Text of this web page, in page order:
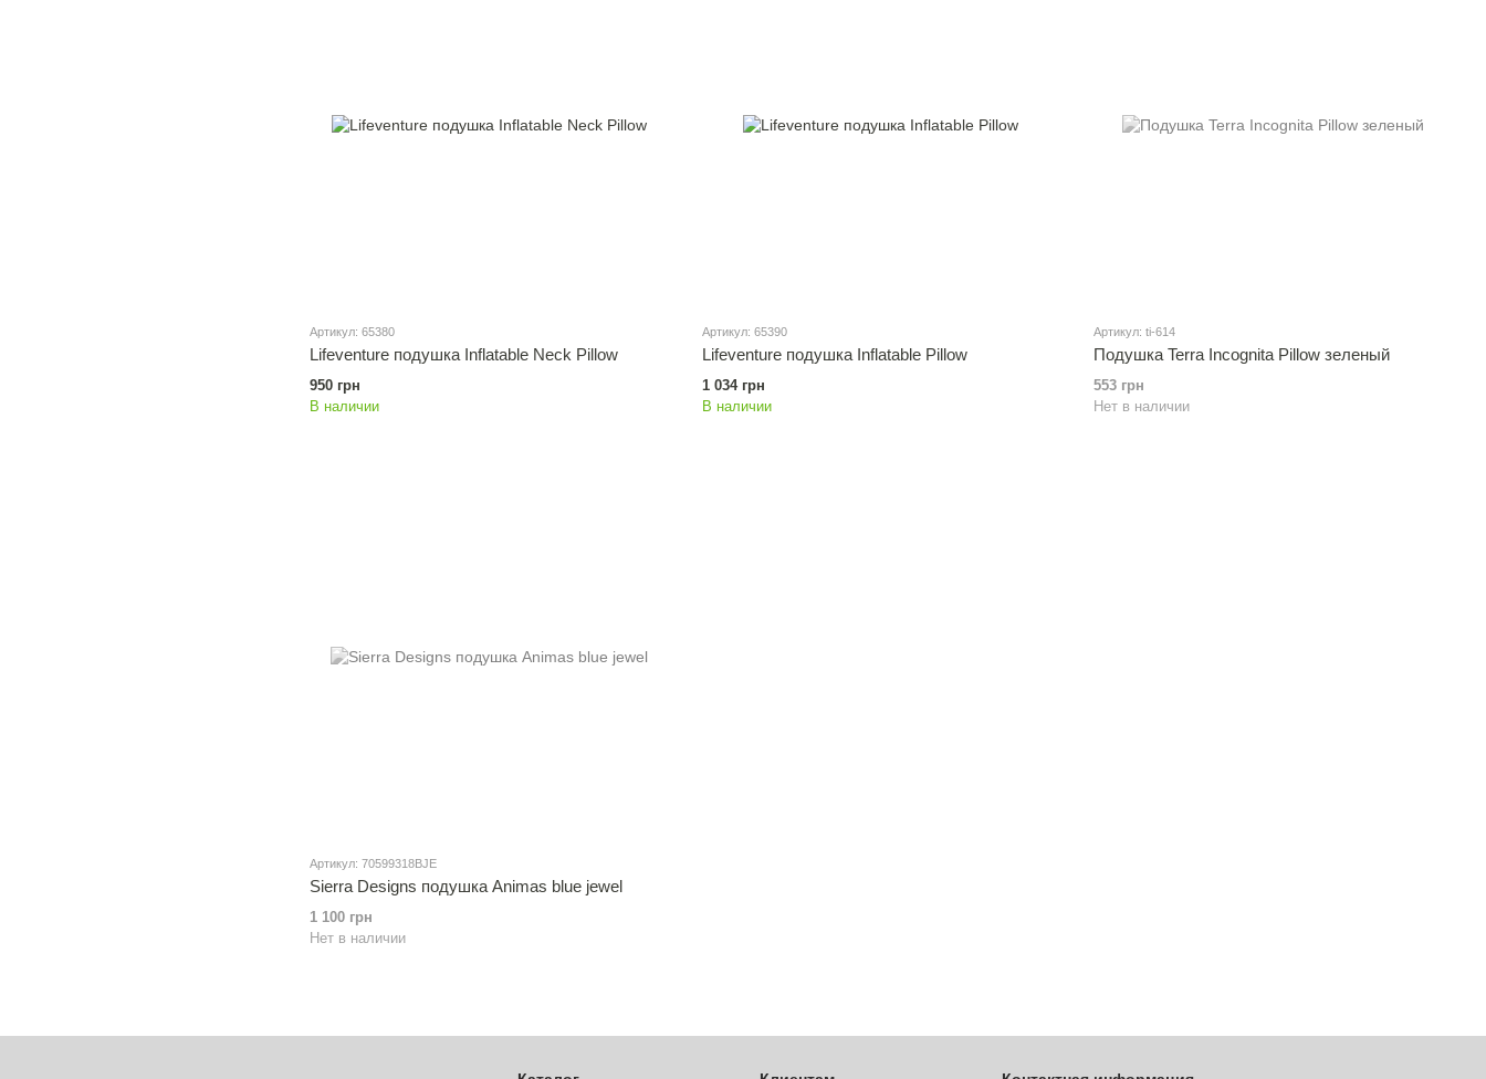
Артикул: 65380
Lifeventure подушка Inflatable Neck Pillow
950 грн
В наличии
Артикул: 65390
Lifeventure подушка Inflatable Pillow
1 034 грн
В наличии
Артикул: ti-614
Подушка Terra Incognita Pillow зеленый
553 грн
Нет в наличии
Артикул: 70599318BJE
Sierra Designs подушка Animas blue jewel
1 100 грн
Нет в наличии